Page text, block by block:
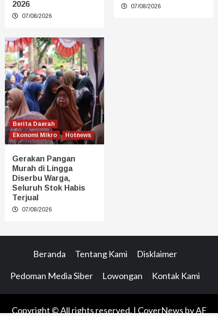
2026
07/08/2026
07/08/2026
Berita Daerah
Ekonomi Mikro
Hotnews
Gerakan Pangan
Murah di Lingga
Diserbu Warga,
Seluruh Stok Habis
Terjual
07/08/2026
Beranda Tentang Kami Disklaimer
Pedoman Media Siber Lowongan Kontak Kami
Copyright © All rights reserved. | CoverNews by AF